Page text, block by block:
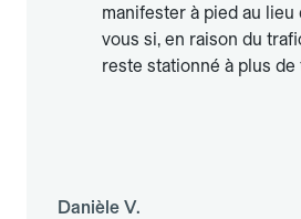
manifester à pied au lieu
vous si, en raison du
reste stationné à plus
Danièle V.